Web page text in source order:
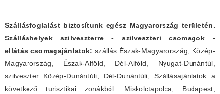
Szállásfoglalást biztosítunk egész Magyarország területén.
Szálláshelyek szilveszterre - szilveszteri csomagok -
ellátás csomagajánlatok: szállás Észak-Magyarország, Közép-
Magyarország, Észak-Alföld, Dél-Alföld, Nyugat-Dunántúl,
szilveszter Közép-Dunántúli, Dél-Dunántúli, Szállásajánlatok a
következő turisztikai zonákból: Miskolctapolca, Budapest,